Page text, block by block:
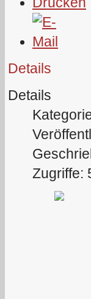
Details
Details
Zugriffe: